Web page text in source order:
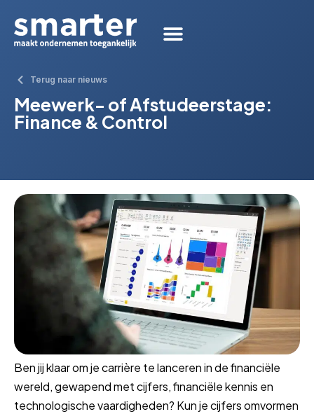
Terug naar nieuws
Meewerk- of Afstudeerstage:
Finance & Control
Ben jij klaar om je carrière te lanceren in de financiële
wereld, gewapend met cijfers, financiële kennis en
technologische vaardigheden? Kun je cijfers omvormen